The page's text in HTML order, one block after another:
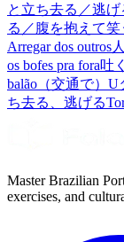
と立ち去る／逃げ
る／腹を抱えて笑
Arregar dos outros
os bofes pra fora吐
balão （交通で）
ち去る、逃げる
Master Brazilian
exercises, and